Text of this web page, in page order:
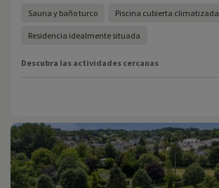
Sauna y baño turco Piscina cubierta climatizada
Residencia idealmente situada
Descubra las actividades cercanas